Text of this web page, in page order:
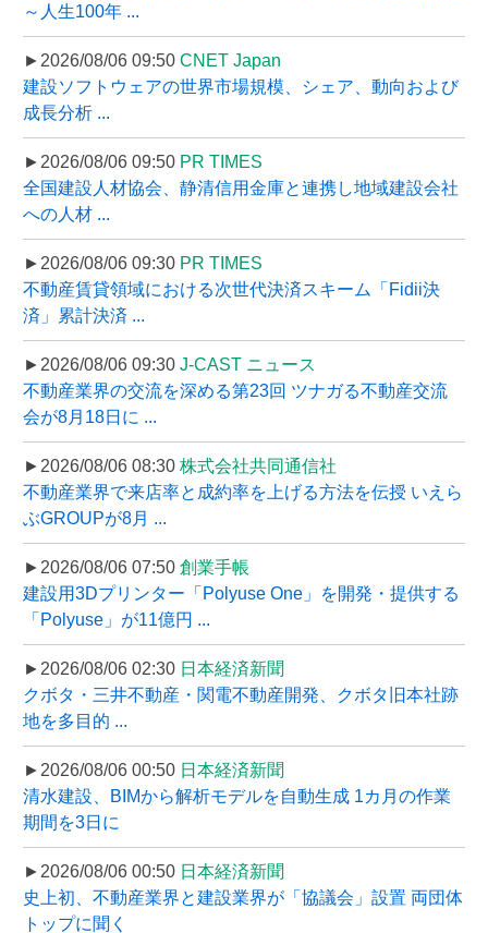
～人生100年 ...
►2026/08/06 09:50 CNET Japan
建設ソフトウェアの世界市場規模、シェア、動向および
成長分析 ...
►2026/08/06 09:50 PR TIMES
全国建設人材協会、静清信用金庫と連携し地域建設会社
への人材 ...
►2026/08/06 09:30 PR TIMES
不動産賃貸領域における次世代決済スキーム「Fidii決
済」累計決済 ...
►2026/08/06 09:30 J-CAST ニュース
不動産業界の交流を深める第23回 ツナガる不動産交流
会が8月18日に ...
►2026/08/06 08:30 株式会社共同通信社
不動産業界で来店率と成約率を上げる方法を伝授 いえら
ぶGROUPが8月 ...
►2026/08/06 07:50 創業手帳
建設用3Dプリンター「Polyuse One」を開発・提供する
「Polyuse」が11億円 ...
►2026/08/06 02:30 日本経済新聞
クボタ・三井不動産・関電不動産開発、クボタ旧本社跡
地を多目的 ...
►2026/08/06 00:50 日本経済新聞
清水建設、BIMから解析モデルを自動生成 1カ月の作業
期間を3日に
►2026/08/06 00:50 日本経済新聞
史上初、不動産業界と建設業界が「協議会」設置 両団体
トップに聞く